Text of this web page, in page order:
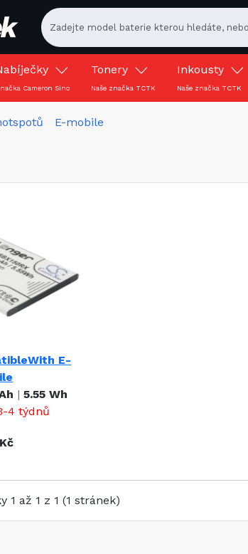
Cameron Sino
Tonery
Naše značka TCTK
Inkousty
Naše značka TCTK
E-mobile
E-
| 5.55 Wh
4 týdnů
1 až 1 z 1 (1 stránek)